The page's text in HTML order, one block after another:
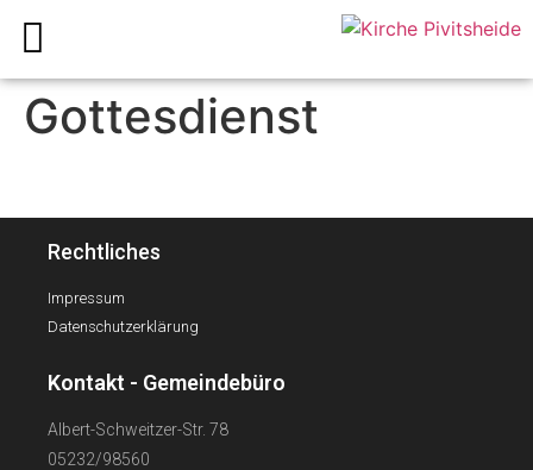
Gottesdienst
Kontakt - Gemeindebüro
Albert-Schweitzer-Str. 78
05232/98560
Rechtliches
Impressum
Datenschutzerklärung